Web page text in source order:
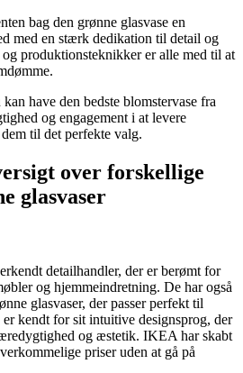
bag den grønne glasvase en
med en stærk dedikation til detail og
produktionsteknikker er alle med til at
have den bedste blomstervase fra
og engagement i at levere
til det perfekte valg.
over forskellige
glasvaser
detailhandler, der er berømt for
og hjemmeindretning. De har også
glasvaser, der passer perfekt til
kendt for sit intuitive designsprog, der
og æstetik. IKEA har skabt
priser uden at gå på